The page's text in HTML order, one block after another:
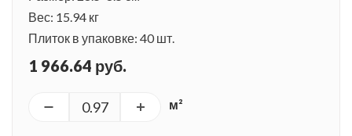
Вес: 15.94 кг
Плиток в упаковке: 40 шт.
1 966.64 руб.
м²